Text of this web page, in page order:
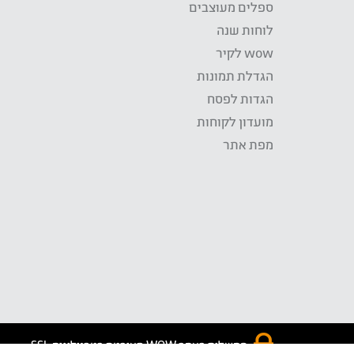
ספלים מעוצבים
לוחות שנה
wow לקיר
הגדלת תמונות
הגדות לפסח
מועדון לקוחות
מפת אתר
התשלום באתר WOW מאובטח בטכנולוגית SSL